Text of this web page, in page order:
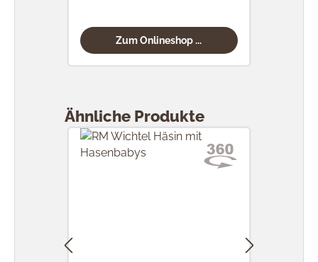
Zum Onlineshop ...
Ähnliche Produkte